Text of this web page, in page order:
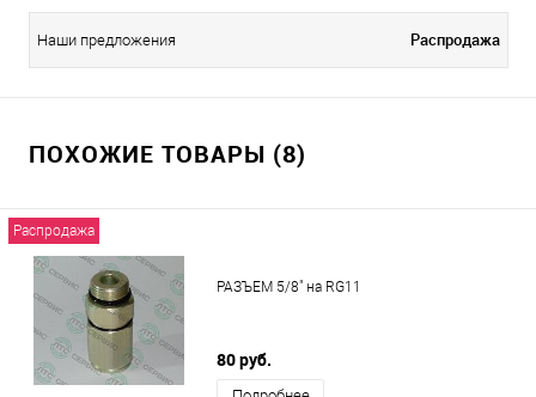
Наши предложения Распродажа
ПОХОЖИЕ ТОВАРЫ (8)
Распродажа
РАЗЪЕМ 5/8" на RG11
80 руб.